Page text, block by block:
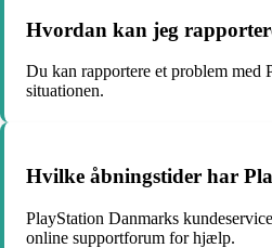
Hvordan kan jeg
Du kan rapportere et problem
situationen.
Hvilke åbningstider har
PlayStation Danmarks
online supportforum for hjælp.